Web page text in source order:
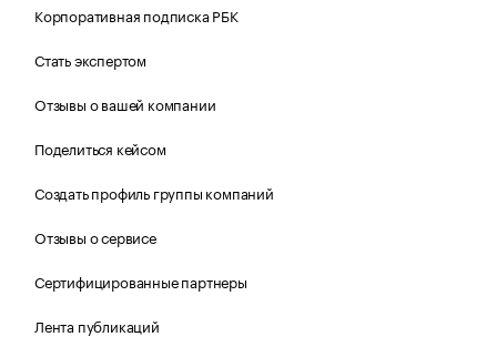
Корпоративная подписка РБК
Стать экспертом
Отзывы о вашей компании
Поделиться кейсом
Создать профиль группы компаний
Отзывы о сервисе
Сертифицированные партнеры
Лента публикаций